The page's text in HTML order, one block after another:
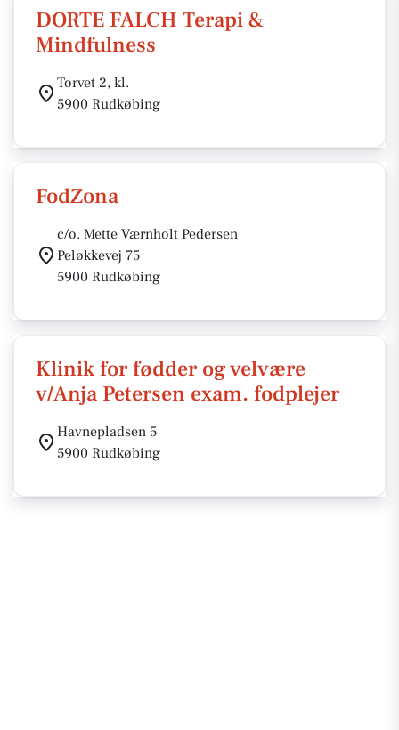
DORTE FALCH Terapi &
Mindfulness
Torvet 2, kl.
5900 Rudkøbing
FodZona
c/o. Mette Værnholt Pedersen
Peløkkevej 75
5900 Rudkøbing
Klinik for fødder og velvære
v/Anja Petersen exam. fodplejer
Havnepladsen 5
5900 Rudkøbing